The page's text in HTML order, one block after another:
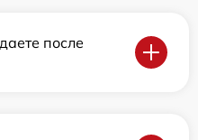
после